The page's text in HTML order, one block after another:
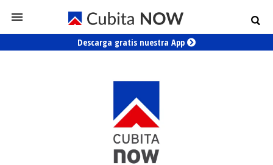
Descarga gratis nuestra App